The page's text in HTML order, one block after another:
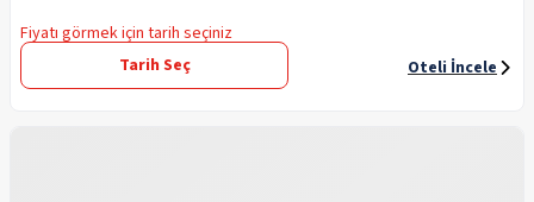
Fiyatı görmek için tarih seçiniz
Tarih Seç
Oteli İncele